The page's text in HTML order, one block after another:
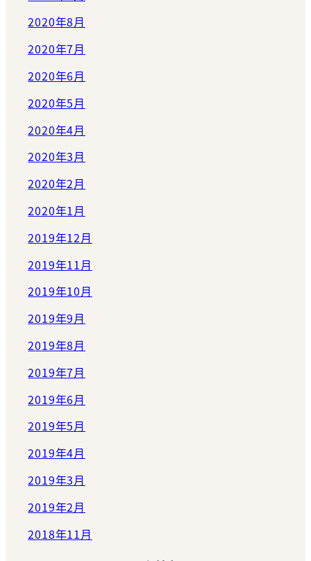
2020年8月
2020年7月
2020年6月
2020年5月
2020年4月
2020年3月
2020年2月
2020年1月
2019年12月
2019年11月
2019年10月
2019年9月
2019年8月
2019年7月
2019年6月
2019年5月
2019年4月
2019年3月
2019年2月
2018年11月